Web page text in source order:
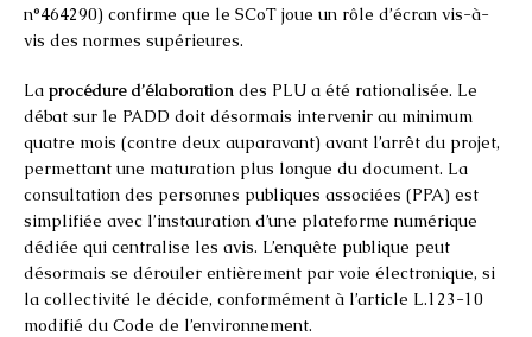
n°464290) confirme que le SCoT joue un rôle d’écran vis-à-
vis des normes supérieures.
La procédure d’élaboration des PLU a été rationalisée. Le
débat sur le PADD doit désormais intervenir au minimum
quatre mois (contre deux auparavant) avant l’arrêt du projet,
permettant une maturation plus longue du document. La
consultation des personnes publiques associées (PPA) est
simplifiée avec l’instauration d’une plateforme numérique
dédiée qui centralise les avis. L’enquête publique peut
désormais se dérouler entièrement par voie électronique, si
la collectivité le décide, conformément à l’article L.123-10
modifié du Code de l’environnement.